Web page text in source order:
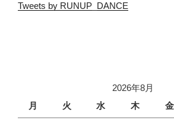
Tweets by RUNUP_DANCE
2026年8月
月
火 水 木 金